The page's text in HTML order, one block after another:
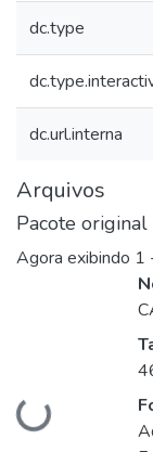
dc.type
dc.url.interna
Arquivos
Pacote original
Agora exibindo 1